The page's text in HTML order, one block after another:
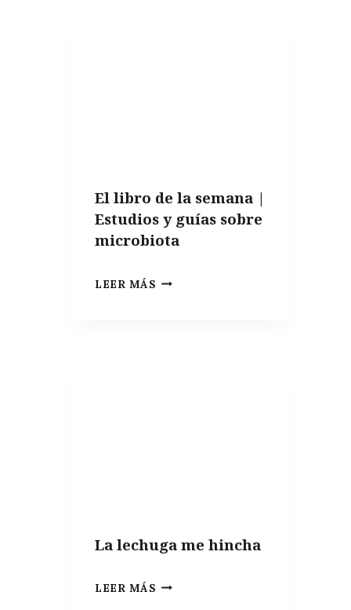
El libro de la semana |
Estudios y guías sobre
microbiota
LEER MÁS EL
La lechuga me hincha
LEER MÁS LA